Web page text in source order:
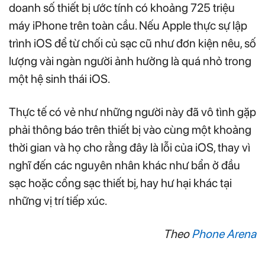
doanh số thiết bị ước tính có khoảng 725 triệu
máy iPhone trên toàn cầu. Nếu Apple thực sự lập
trình iOS để từ chối củ sạc cũ như đơn kiện nêu, số
lượng vài ngàn người ảnh hưởng là quá nhỏ trong
một hệ sinh thái iOS.
Thực tế có vẻ như những người này đã vô tình gặp
phải thông báo trên thiết bị vào cùng một khoảng
thời gian và họ cho rằng đây là lỗi của iOS, thay vì
nghĩ đến các nguyên nhân khác như bẩn ở đầu
sạc hoặc cổng sạc thiết bị, hay hư hại khác tại
những vị trí tiếp xúc.
TheoPhone Arena